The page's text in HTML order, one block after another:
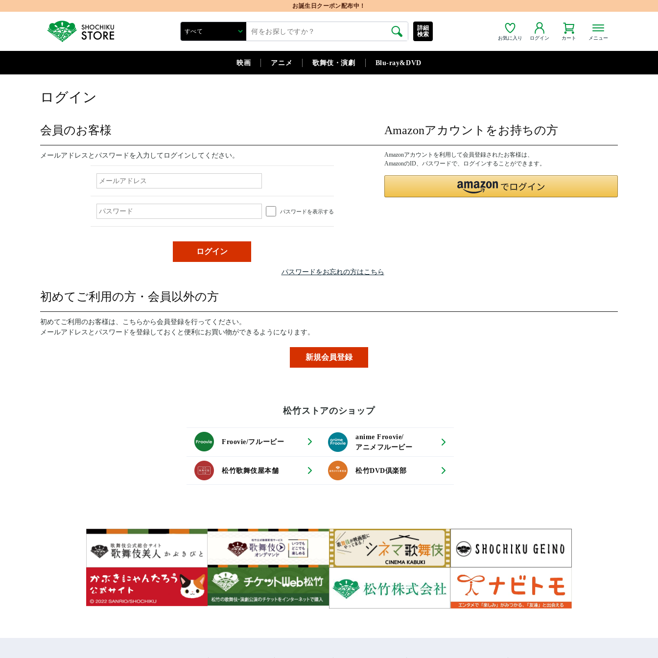
お誕生日クーポン配布中！
お気に入り ログイン カート メニュー
詳細
検索
映画 アニメ 歌舞伎・演劇 Blu-ray&DVD
ログイン
会員のお客様
メールアドレスとパスワードを入力してログインしてください。
パスワードを表示する
パスワードをお忘れの方はこちら
Amazonアカウントをお持ちの方
Amazonアカウントを利用して会員登録されたお客様は、
AmazonのID、パスワードで、ログインすることができます。
初めてご利用の方・会員以外の方
初めてご利用のお客様は、こちらから会員登録を行ってください。
メールアドレスとパスワードを登録しておくと便利にお買い物ができるようになります。
松竹ストアのショップ
Froovie/フルービー
anime Froovie/
アニメフルービー
松竹歌舞伎屋本舗 松竹DVD倶楽部